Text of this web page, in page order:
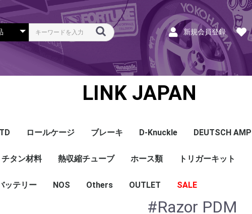
新規会員登録
LINK JAPAN
Honda
Mazda
Mitsubishi
Nissan
Subaru
Toyota
その他
G5
G4X
G4＋
Looms and Cables Terminals and Plugs
G1 - G4
CAN and Tuning
G4X - G4+
Mapセンサー
温度センサー
その他センサー
Exhaust O2センサー
CAN EGT modules
DI Driver
Ignition
Injection
Peripherals
Tuning Tools
E-Throttle
Driver Display
CAN Keypad
Hat
T-shirts
Foodies
CAN＆Tuning ケーブ
コネクタ＆Pin
Wire-in ハーネス
拡張ハーネス G4+Kurofune
MAZDA
MITSUBISHI
HONDA
TOYOTA
NISSAN
ンサー クランクセンサー
温度センサー
MAPセンサー
圧力センサー
ノックセンサー
CAN ラムダ 空燃比
ブーストコントロール
Injector
ISC
その他
Coil
ラセン
ージタンク
マニ
料
スロ
リコンホース
ンジンハーネス
ーネスラベル
アクリーナー
イッチ
ダプタ類
の他
ロールケージ ブレーキ D-Knuckle DEUTSCH AMP
AMP SSC
DTM
DT
DTP
その他
配線
シールド線
モールド線
配線
シールド線
モールド線
チタン材料 熱収縮チューブ
ハンダ付 収縮チュー
耐熱収縮メッシュチュ
切れ込み付 メッシュ
DR
DW
DW クリア
その他
ホース類
シリコンホース
耐熱スリーブ
バキュームホース
燃料ホース
トリガーキット
ッテリー NOS Others
エンジンハーネス
OUTLET SALE
ECU
PDM
CAN and Tuning
CAN Keypad/Button
LOOMS
MAPセンサー
温度センサー
イグニッション
インジェクション
CAN Lambda
チューニングツール
圧力センサー
電動スロットル
ブーストコントロー
EGT
アクセサリー・他
#Razor PDM